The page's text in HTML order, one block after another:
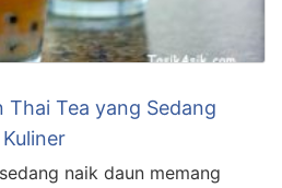
Tea yang Sedang
naik daun memang